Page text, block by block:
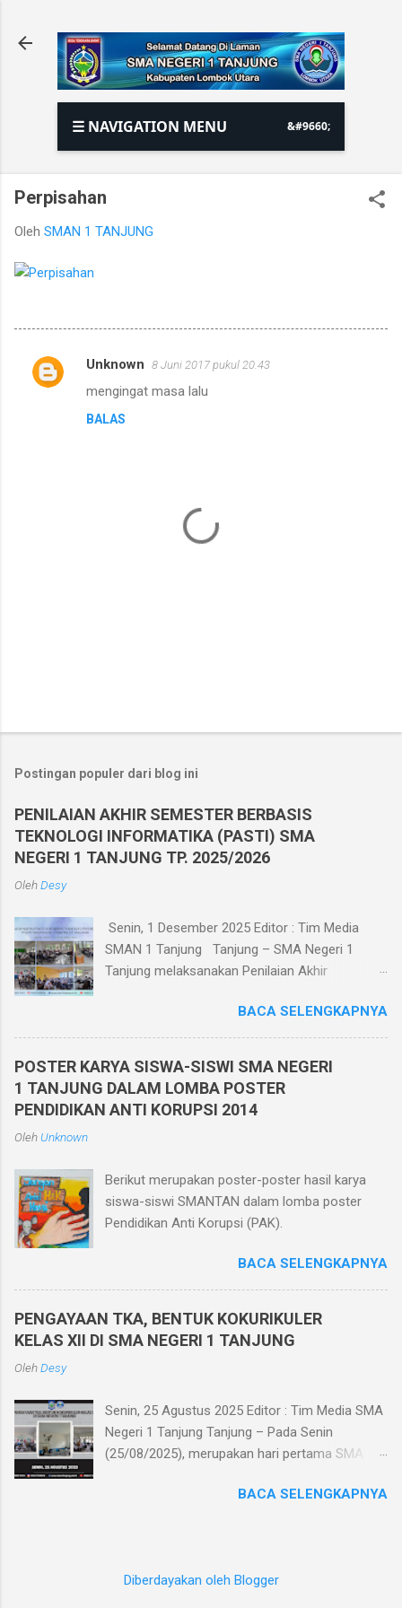
☰ NAVIGATION MENU
Perpisahan
Oleh SMAN 1 TANJUNG
K
Unknown 8 Juni 2017 pukul 20.43
mengingat masa lalu
BALAS
t
n
g
K
o
e
t
a
r
Postingan populer dari blog ini
PENILAIAN AKHIR SEMESTER BERBASIS
TEKNOLOGI INFORMATIKA (PASTI) SMA
NEGERI 1 TANJUNG TP. 2025/2026
OlehDesy
Senin, 1 Desember 2025 Editor : Tim Media
SMAN 1 Tanjung Tanjung – SMA Negeri 1
Tanjung melaksanakan Penilaian Akhir
teknologi informatika pada tanggal 1 - 6
Desember 2025. Penilaian Akhir Semester
Berbasis Teknologi Informatika ini diikuti oleh
seluruh siswa kelas X, XI, dan XII di kelasnya
masing-masing yang berjumlah 30 ruang.
peserta ujian menggunakan HP. Dan bagi siswa
yang tidak memiliki HP sekolah memfasilitasi
dengan menggunakan komputer di ruang
Penilaian Akhir Semester berbasis teknologi
informatika memiliki beberapa keunggulan
diantaranya efisiensi biaya karena menghemat
kertas, tidak perlu mencetak/menggandakan
dikarenakan soal diacak saat ujian, me...
BACA SELENGKAPNYA
POSTER KARYA SISWA-SISWI SMA NEGERI
1 TANJUNG DALAM LOMBA POSTER
PENDIDIKAN ANTI KORUPSI 2014
OlehUnknown
Berikut merupakan poster-poster hasil karya
siswa-siswi SMANTAN dalam lomba poster
Pendidikan Anti Korupsi (PAK).
BACA SELENGKAPNYA
PENGAYAAN TKA, BENTUK KOKURIKULER
KELAS XII DI SMA NEGERI 1 TANJUNG
OlehDesy
Senin, 25 Agustus 2025 Editor : Tim Media SMA
Negeri 1 Tanjung Tanjung – Pada Senin
(25/08/2025), merupakan hari pertama SMA
pengayaan Tes Kemampuan Akademik (TKA)
dilaksanakan sebagai persiapan TKA dan
BACA SELENGKAPNYA
Diberdayakan oleh Blogger